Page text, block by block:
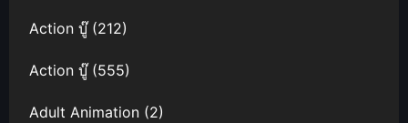
Action บู๊(212)
Action บู๊(555)
Adult Animation (2)